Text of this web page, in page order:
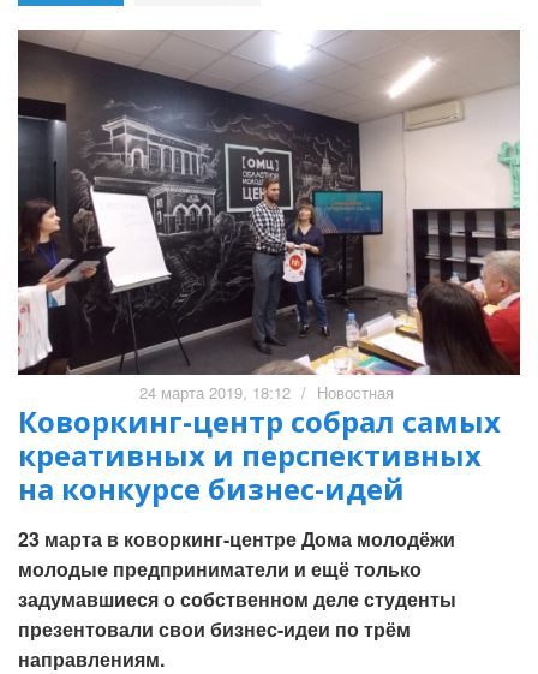
24 марта 2019, 18:12 / Новостная
Коворкинг-центр собрал самых
креативных и перспективных
на конкурсе бизнес-идей
23 марта в коворкинг-центре Дома молодёжи
молодые предприниматели и ещё только
задумавшиеся о собственном деле студенты
презентовали свои бизнес-идеи по трём
направлениям.